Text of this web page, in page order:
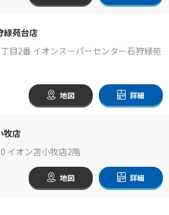
緑苑台店
目2番 イオンスーパーセンター石狩緑苑
地図 詳細
牧店
イオン苫小牧店2階
地図 詳細